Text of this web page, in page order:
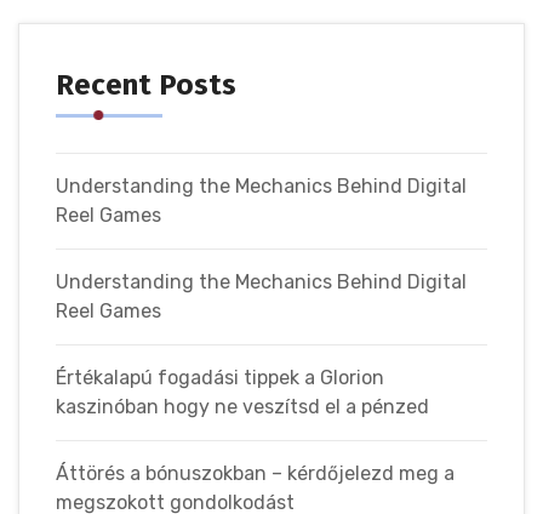
Recent Posts
Understanding the Mechanics Behind Digital
Reel Games
Understanding the Mechanics Behind Digital
Reel Games
Értékalapú fogadási tippek a Glorion
kaszinóban hogy ne veszítsd el a pénzed
Áttörés a bónuszokban – kérdőjelezd meg a
megszokott gondolkodást